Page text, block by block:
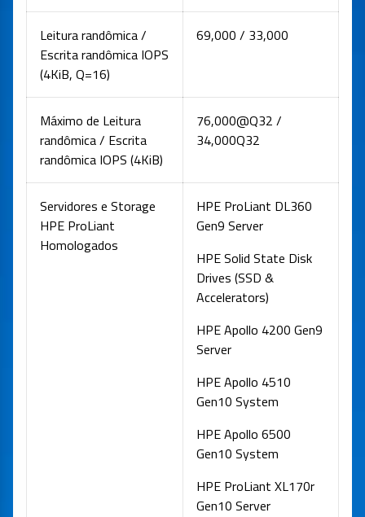
Leitura randômica /
Escrita randômica IOPS
(4KiB, Q=16)
69,000 / 33,000
Máximo de Leitura
randômica / Escrita
randômica IOPS (4KiB)
76,000@Q32 /
34,000Q32
Servidores e Storage
HPE ProLiant
Homologados
HPE ProLiant DL360
Gen9 Server
HPE Solid State Disk
Drives (SSD &
Accelerators)
HPE Apollo 4200 Gen9
Server
HPE Apollo 4510
Gen10 System
HPE Apollo 6500
Gen10 System
HPE ProLiant XL170r
Gen10 Server